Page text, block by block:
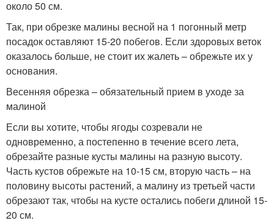
около 50 см.
Так, при обрезке малины весной на 1 погонный метр
посадок оставляют 15-20 побегов. Если здоровых веток
оказалось больше, не стоит их жалеть – обрежьте их у
основания.
Весенняя обрезка – обязательный прием в уходе за
малиной
Если вы хотите, чтобы ягоды созревали не
одновременно, а постепенно в течение всего лета,
обрезайте разные кусты малины на разную высоту.
Часть кустов обрежьте на 10-15 см, вторую часть – на
половину высоты растений, а малину из третьей части
обрезают так, чтобы на кусте остались побеги длиной 15-
20 см.